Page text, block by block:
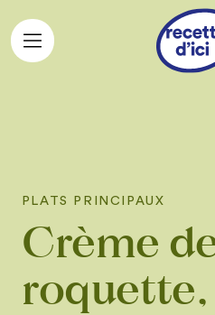
Aller au contenu principal
PLATS PRINCIPAUX
Crème
roquette,